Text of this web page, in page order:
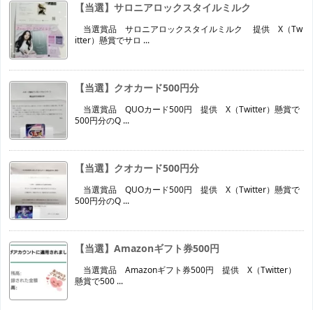
【当選】サロニアロックスタイルミルク
当選賞品 サロニアロックスタイルミルク 提供 X（Tw
itter）懸賞でサロ ...
【当選】クオカード500円分
当選賞品 QUOカード500円 提供 X（Twitter）懸賞で
500円分のQ ...
【当選】クオカード500円分
当選賞品 QUOカード500円 提供 X（Twitter）懸賞で
500円分のQ ...
【当選】Amazonギフト券500円
当選賞品 Amazonギフト券500円 提供 X（Twitter）
懸賞で500 ...